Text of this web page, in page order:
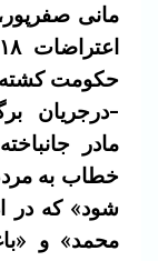
حکومت
-درجریان
مادر
خطاب به
شود» که در
محمد» و